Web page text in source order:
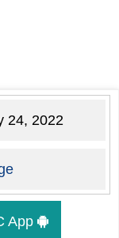
24, 2022
App